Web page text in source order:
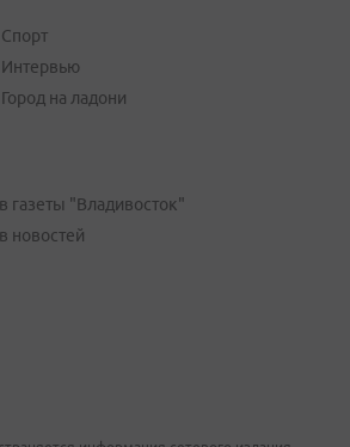
Спорт
Интервью
Город на ладони
газеты "Владивосток"
новостей